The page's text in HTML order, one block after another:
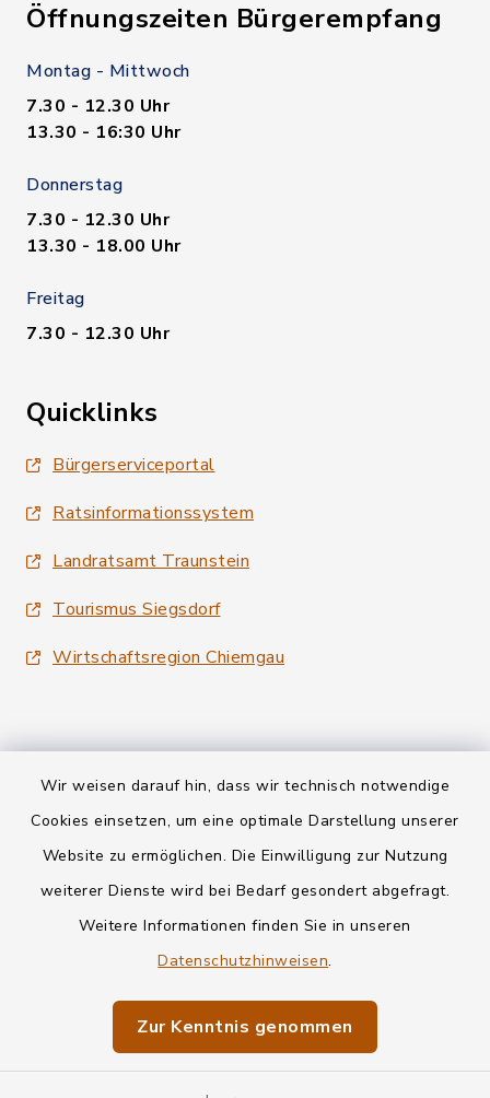
Wir weisen darauf hin, dass wir technisch notwendige
Cookies einsetzen, um eine optimale Darstellung unserer
Website zu ermöglichen. Die Einwilligung zur Nutzung
weiterer Dienste wird bei Bedarf gesondert abgefragt.
Weitere Informationen finden Sie in unseren
Datenschutzhinweisen.
Zur Kenntnis genommen
Öffnungszeiten Bürgerempfang
Montag - Mittwoch
7.30 - 12.30 Uhr
13.30 - 16:30 Uhr
Donnerstag
7.30 - 12.30 Uhr
13.30 - 18.00 Uhr
Freitag
7.30 - 12.30 Uhr
Quicklinks
Bürgerserviceportal
Ratsinformationssystem
Landratsamt Traunstein
Tourismus Siegsdorf
Wirtschaftsregion Chiemgau
Kontakt
Informationspflichten
Impressum